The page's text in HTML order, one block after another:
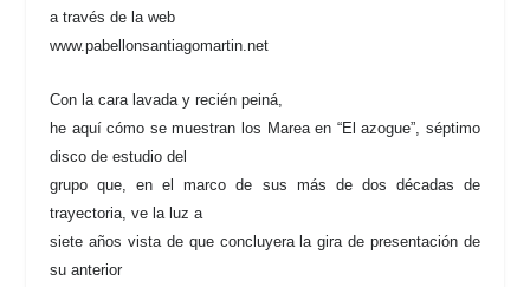
a través de la web
www.pabellonsantiagomartin.net
Con la cara lavada y recién peiná,
he aquí cómo se muestran los Marea en “El azogue”, séptimo
disco de estudio del
grupo que, en el marco de sus más de dos décadas de
trayectoria, ve la luz a
siete años vista de que concluyera la gira de presentación de
su anterior